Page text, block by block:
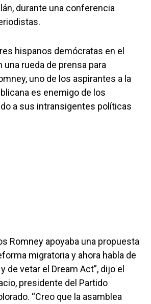
durante una conferencia
hispanos demócratas en el
una rueda de prensa para
uno de los aspirantes a la
es enemigo de los
a sus intransigentes políticas
Romney apoyaba una propuesta
migratoria y ahora habla de
de vetar el Dream Act”, dijo el
presidente del Partido
“Creo que la asamblea